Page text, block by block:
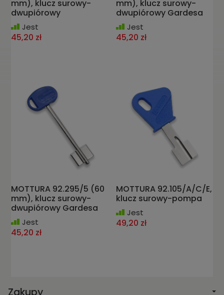
mm), klucz surowy-
dwupiórowy
Jest
45,20 zł
mm), klucz surowy-
dwupiórowy Gardesa
Jest
45,20 zł
MOTTURA 92.295/5 (60
mm), klucz surowy-
dwupiórowy Gardesa
Jest
45,20 zł
MOTTURA 92.105/A/C/E,
klucz surowy-pompa
Jest
49,20 zł
Zakupy